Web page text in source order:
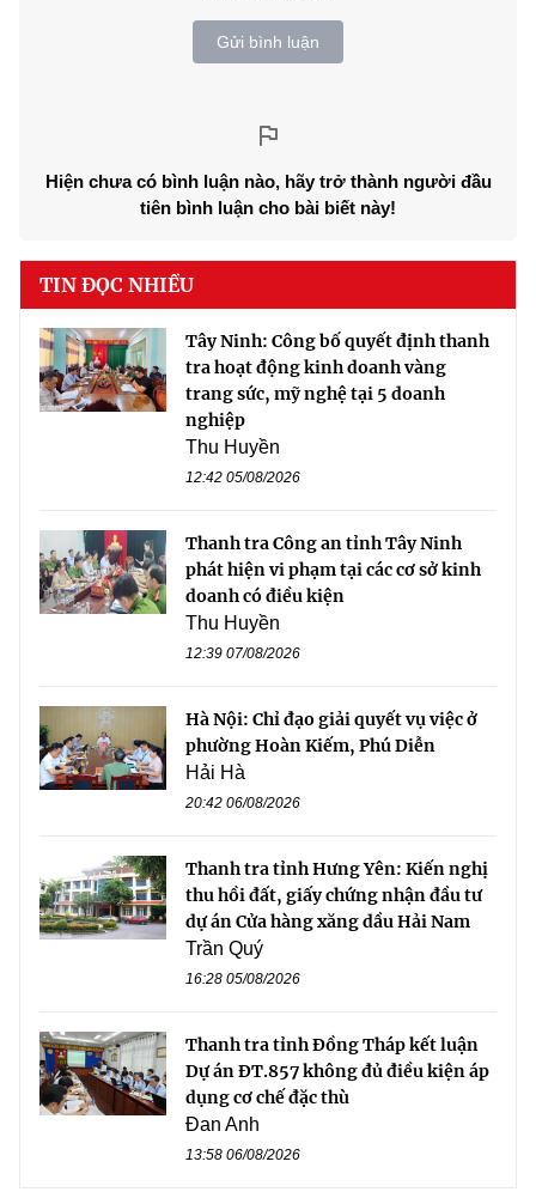
Gửi bình luận
Hiện chưa có bình luận nào, hãy trở thành người đầu
tiên bình luận cho bài biết này!
TIN ĐỌC NHIỀU
Tây Ninh: Công bố quyết định thanh
tra hoạt động kinh doanh vàng
trang sức, mỹ nghệ tại 5 doanh
nghiệp
Thu Huyền
12:42 05/08/2026
Thanh tra Công an tỉnh Tây Ninh
phát hiện vi phạm tại các cơ sở kinh
doanh có điều kiện
Thu Huyền
12:39 07/08/2026
Hà Nội: Chỉ đạo giải quyết vụ việc ở
phường Hoàn Kiếm, Phú Diễn
Hải Hà
20:42 06/08/2026
Thanh tra tỉnh Hưng Yên: Kiến nghị
thu hồi đất, giấy chứng nhận đầu tư
dự án Cửa hàng xăng dầu Hải Nam
Trần Quý
16:28 05/08/2026
Thanh tra tỉnh Đồng Tháp kết luận
Dự án ĐT.857 không đủ điều kiện áp
dụng cơ chế đặc thù
Đan Anh
13:58 06/08/2026